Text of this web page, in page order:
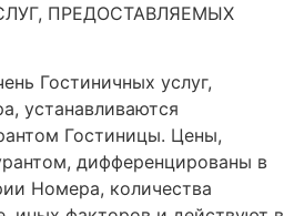
ПРЕДОСТАВЛЯЕМЫХ
Гостиничных услуг,
устанавливаются
Гостиницы. Цены,
дифференцированы в
Номера, количества